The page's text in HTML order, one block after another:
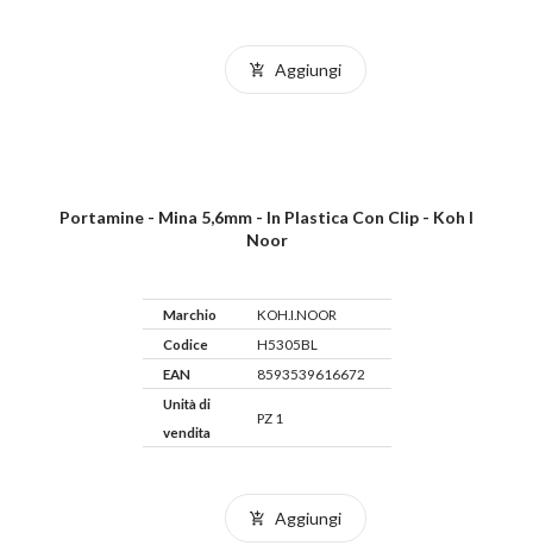
Aggiungi
Portamine - Mina 5,6mm - In Plastica Con Clip - Koh I
Noor
Marchio
KOH.I.NOOR
Codice
H5305BL
EAN
8593539616672
Unità di
vendita
PZ 1
Aggiungi